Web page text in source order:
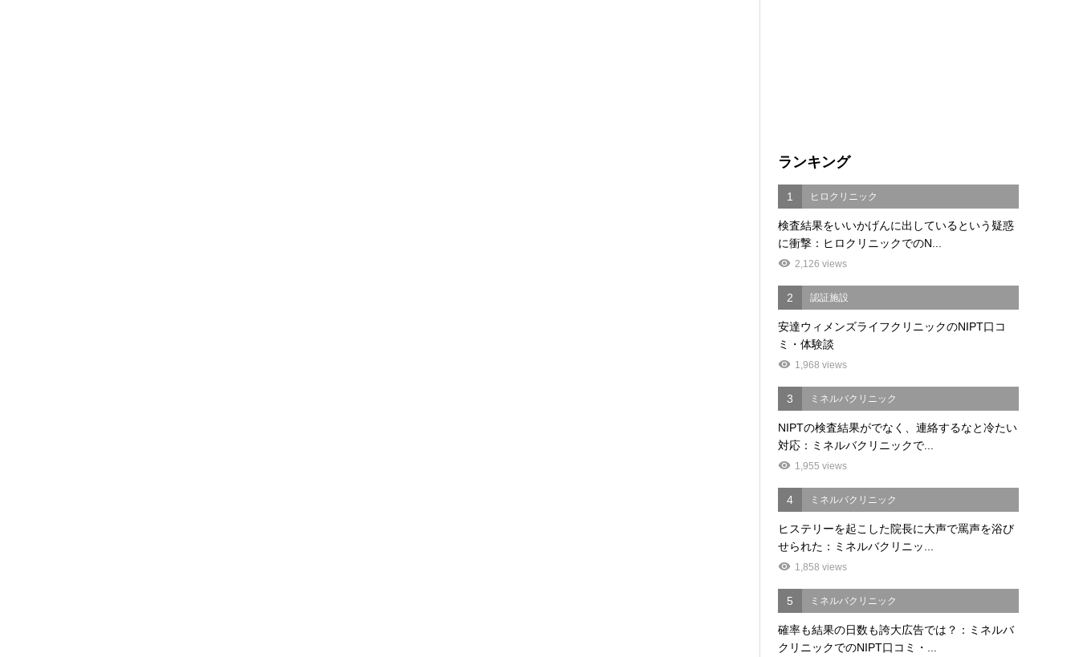
ランキング
1 ヒロクリニック
検査結果をいいかげんに出しているという疑惑
に衝撃：ヒロクリニックでのN...
2,126 views
2 認証施設
安達ウィメンズライフクリニックのNIPT口コ
ミ・体験談
1,968 views
3 ミネルバクリニック
NIPTの検査結果がでなく、連絡するなと冷たい
対応：ミネルバクリニックで...
1,955 views
4 ミネルバクリニック
ヒステリーを起こした院長に大声で罵声を浴び
せられた：ミネルバクリニッ...
1,858 views
5 ミネルバクリニック
確率も結果の日数も誇大広告では？：ミネルバ
クリニックでのNIPT口コミ・...